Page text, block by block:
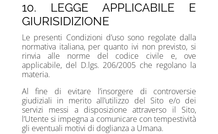
10. LEGGE APPLICABILE E
GIURISIDIZIONE
Le presenti Condizioni d’uso sono regolate dalla
normativa italiana, per quanto ivi non previsto, si
rinvia alle norme del codice civile e, ove
applicabile, del D.lgs. 206/2005 che regolano la
materia.
Al fine di evitare l’insorgere di controversie
giudiziali in merito all’utilizzo del Sito e/o dei
servizi messi a disposizione attraverso il Sito,
l’Utente si impegna a comunicare con tempestività
gli eventuali motivi di doglianza a Umana.